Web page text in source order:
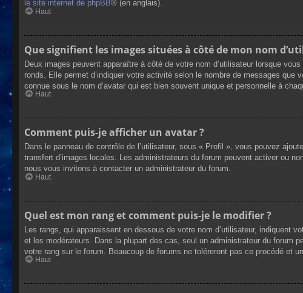
le site internet de phpBB® (en anglais).
Haut
Que signifient les images situées à côté de mon nom
Deux images peuvent apparaître à côté de votre nom d’utilisateur lorsque
ronds. Elle permet d’indiquer votre activité selon le nombre de messages
connue sous le nom d’avatar qui est bien souvent unique et personnelle à
Haut
Comment puis-je afficher un avatar ?
Dans le panneau de contrôle de l’utilisateur, sous « Profil », vous pouvez
transfert d’images locales. Les administrateurs du forum peuvent activer ou
nous vous invitons à contacter un administrateur du forum.
Haut
Quel est mon rang et comment puis-je le modifier ?
Les rangs, qui apparaissent en dessous de votre nom d’utilisateur,
et les modérateurs. Dans la plupart des cas, seul un administrateur du forum
votre rang sur le forum. Beaucoup de forums ne toléreront pas ce procédé et
Haut